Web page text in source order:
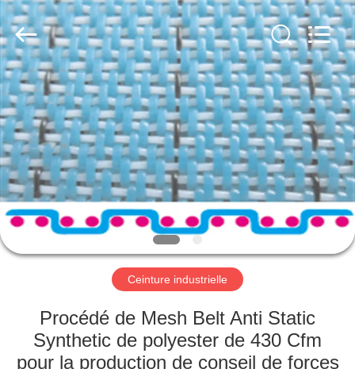
MAISON
PRODUITS
AU
SUJET
DE
NOUS
VISITE
D'USINE
HUATAO
LOVER
LTD.
All
Rights
Reserved.
Ceinture industrielle
Procédé de Mesh Belt Anti Static
Synthetic de polyester de 430 Cfm
pour la production de conseil de forces